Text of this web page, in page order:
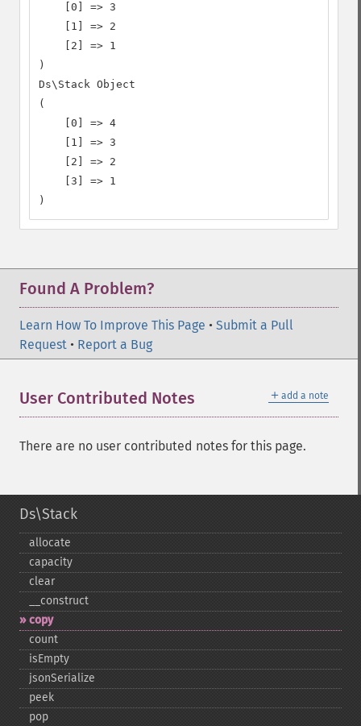
    [0] => 3
    [1] => 2
    [2] => 1
)
Ds\Stack Object
(
    [0] => 4
    [1] => 3
    [2] => 2
    [3] => 1
)
Found A Problem?
Learn How To Improve This Page • Submit a Pull
Request • Report a Bug
＋ add a note
User Contributed Notes
There are no user contributed notes for this page.
Ds\Stack
allocate
capacity
clear
_​_​construct
copy
count
isEmpty
jsonSerialize
peek
pop